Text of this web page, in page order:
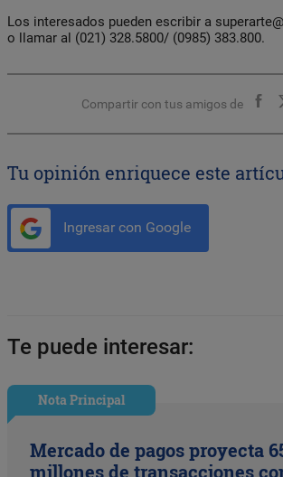
Los interesados pueden escribir a
o llamar al (021) 328.5800/ (0985) 383.800.
Compartir con tus amigos de
Tu opinión enriquece este
Ingresar con Google
Te puede interesar:
Nota Principal
Mercado de pagos proyecta
millones de transacciones